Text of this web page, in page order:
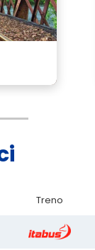
Treno